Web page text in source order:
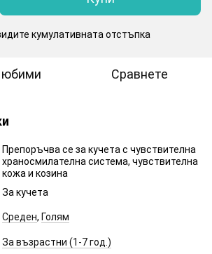
кумулативната отстъпка
Сравнете
Препоръчва се за кучета с чувствителна
храносмилателна система, чувствителна
кожа и козина
За кучета
Среден, Голям
За възрастни (1-7 год.)